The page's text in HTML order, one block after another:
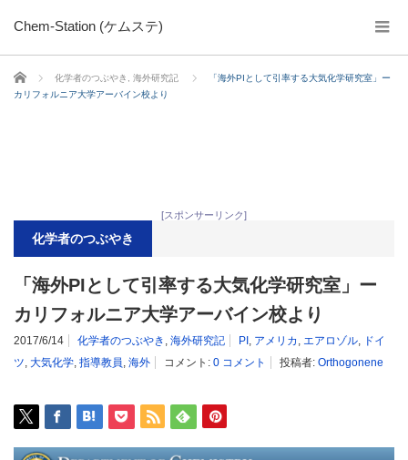
Chem-Station (ケムステ)
ホーム 化学者のつぶやき 海外研究記
「海外PIとして引率する大気化学研究室」ー
カリフォルニア大学アーバイン校より
[スポンサーリンク]
化学者のつぶやき
「海外PIとして引率する大気化学研究室」ー
カリフォルニア大学アーバイン校より
2017/6/14 化学者のつぶやき , 海外研究記 PI , アメリカ , エアロゾル, ドイ
ツ, 大気化学, 指導教員, 海外 コメント: 0 コメント 投稿者: Orthogonene